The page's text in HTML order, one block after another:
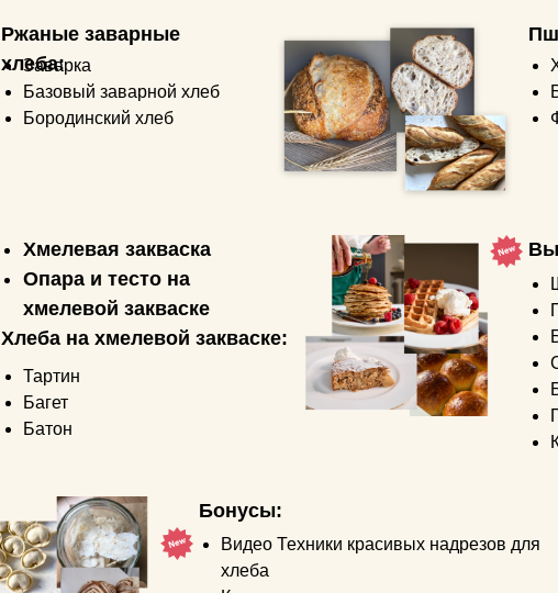
Ржаные заварные
хлеба:
Заварка
Базовый заварной хлеб
Бородинский хлеб
Хмелевая закваска
Опара и тесто на
хмелевой закваске
Хлеба на хмелевой закваске:
Тартин
Багет
Батон
Бонусы:
Видео Техники красивых надрезов для
хлеба